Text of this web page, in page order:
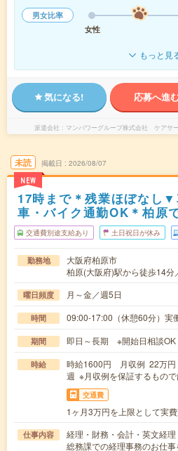
男女比率
女性
もっと見
気になる! 応募へ進
派遣会社 マンパワーグループ株式会社 ケアサ
未読
NEW
掲載日 2026/08/07
17時まで＊残業ほぼなし
車・バイク通勤OK＊柏原
交通費別途支給あり 土日祝日が休み
勤務地
大阪府柏原市
柏原(大阪府)駅から徒歩14
曜日頻度 月～金／週5日
時間 09:00-17:00（休憩60分）実
期間 即日～長期 ※開始日相談OK
時給
時給1600円 月収例 22万円
週 ※月収例を保証するもので
交通費
1ヶ月3万円を上限として実
仕事内容
経理・財務・会計・英文経理
総務課での経理事務のお仕